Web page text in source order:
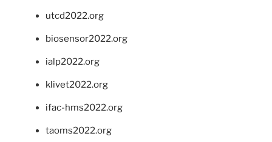
utcd2022.org
biosensor2022.org
ialp2022.org
klivet2022.org
ifac-hms2022.org
taoms2022.org